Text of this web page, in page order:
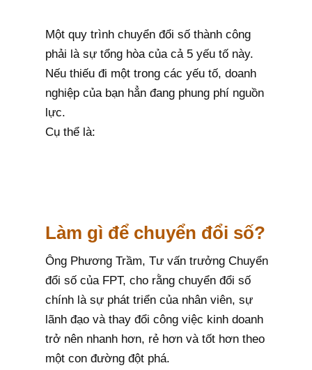
Một quy trình chuyển đổi số thành công
phải là sự tổng hòa của cả 5 yếu tố này.
Nếu thiếu đi một trong các yếu tố, doanh
nghiệp của bạn hẳn đang phung phí nguồn
lực.
Cụ thể là:
Làm gì để chuyển đổi số?
Ông Phương Trầm, Tư vấn trưởng Chuyển
đổi số của FPT, cho rằng chuyển đổi số
chính là sự phát triển của nhân viên, sự
lãnh đạo và thay đổi công việc kinh doanh
trở nên nhanh hơn, rẻ hơn và tốt hơn theo
một con đường đột phá.